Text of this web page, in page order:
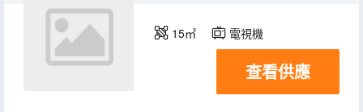
15㎡ 電視機
查看供應